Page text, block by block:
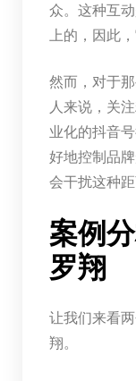
众。这种互
上的，因此
然而，对于
人来说，关
业化的抖音
好地控制品
会干扰这种
案例
罗翔
让我们来看
翔。